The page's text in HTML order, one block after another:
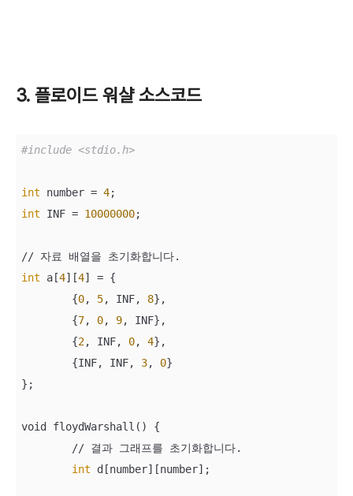
3. 플로이드 워샬 소스코드
#include <stdio.h>
int number = 4
int INF = 10000000;
int a[4][4] = {
	{
0, 5, INF, 8},
	{
7, 0, 9, INF},
	{
2, INF, 0, 4},
	{INF, INF,
3, 0}
};
void floydWarshall() {
int d[number][number];